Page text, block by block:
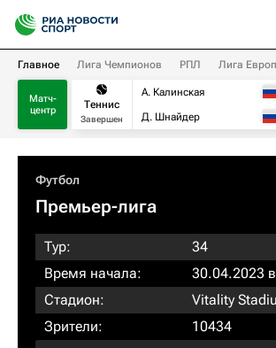
Главное Лига Чемпионов РПЛ Лига
Матч-
центр
Теннис
Завершен
А. Калинская
Д. Шнайдер
Футбол
Премьер-лига
Тур:
34
Время начала:
30.04.2023
Стадион:
Vitality
Зрители:
10434